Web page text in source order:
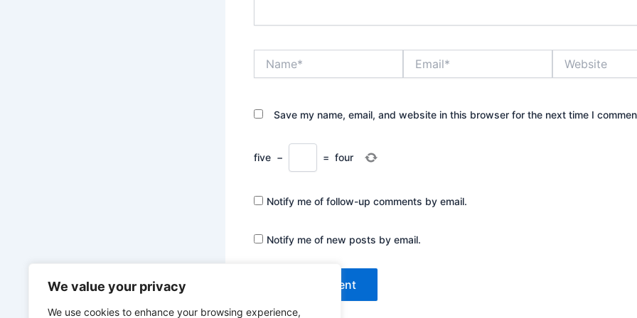
We value your privacy
We use cookies to enhance your browsing experience,
Save my name, email, and website in this browser for the next time I
five − = four
Notify me of follow-up comments by email.
Notify me of new posts by email.